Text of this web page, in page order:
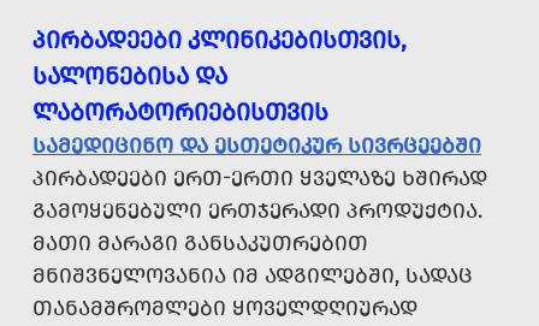
ᲞᲘᲠᲑᲐᲓᲔᲔᲑᲘ ᲙᲚᲘᲜᲘᲙᲔᲑᲘᲡᲗᲕᲘᲡ,
ᲡᲐᲚᲝᲜᲔᲑᲘᲡᲐ ᲓᲐ
ᲚᲐᲑᲝᲠᲐᲢᲝᲠᲘᲔᲑᲘᲡᲗᲕᲘᲡ
ᲡᲐᲛᲔᲓᲘᲪᲘᲜᲝ ᲓᲐ ᲔᲡᲗᲔᲢᲘᲙᲣᲠ ᲡᲘᲕᲠᲪᲔᲔᲑᲨᲘ
ᲞᲘᲠᲑᲐᲓᲔᲔᲑᲘ ᲔᲠᲗ-ᲔᲠᲗᲘ ᲧᲕᲔᲚᲐᲖᲔ ᲮᲨᲘᲠᲐᲓ
ᲒᲐᲛᲝᲧᲔᲜᲔᲑᲣᲚᲘ ᲔᲠᲗᲯᲔᲠᲐᲓᲘ ᲞᲠᲝᲓᲣᲥᲢᲘᲐ.
ᲛᲐᲗᲘ ᲛᲐᲠᲐᲒᲘ ᲒᲐᲜᲡᲐᲙᲣᲗᲠᲔᲑᲘᲗ
ᲛᲜᲘᲨᲕᲜᲔᲚᲝᲕᲐᲜᲘᲐ ᲘᲛ ᲐᲓᲒᲘᲚᲔᲑᲨᲘ, ᲡᲐᲓᲐᲪ
ᲗᲐᲜᲐᲛᲨᲠᲝᲛᲚᲔᲑᲘ ᲧᲝᲕᲔᲚᲓᲦᲘᲣᲠᲐᲓ